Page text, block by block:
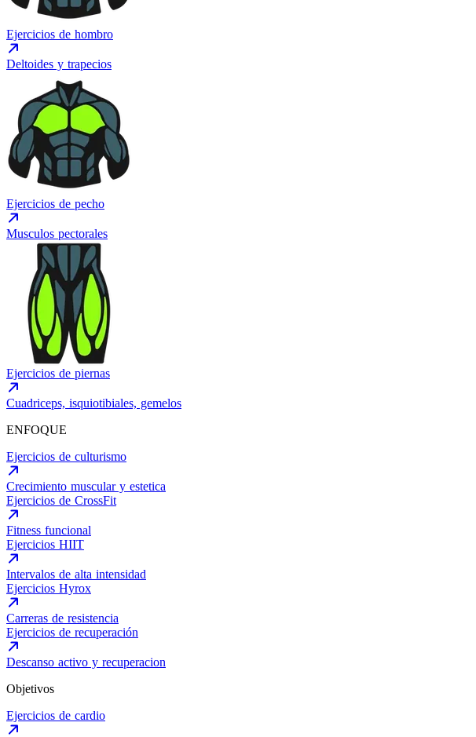
Ejercicios de hombro
Deltoides y trapecios
Ejercicios de pecho
Musculos pectorales
Ejercicios de piernas
Cuadriceps, isquiotibiales, gemelos
ENFOQUE
Ejercicios de culturismo
Crecimiento muscular y estetica
Ejercicios de CrossFit
Fitness funcional
Ejercicios HIIT
Intervalos de alta intensidad
Ejercicios Hyrox
Carreras de resistencia
Ejercicios de recuperación
Descanso activo y recuperacion
Objetivos
Ejercicios de cardio